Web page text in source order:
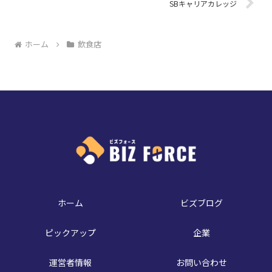
SBキャリアカレッジ
ホーム 飲食店
ホーム ビズブログ
ピックアップ 企業
運営者情報 お問い合わせ